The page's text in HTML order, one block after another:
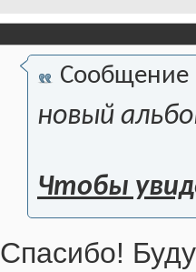
Сообщение
новый
Чтобы
Спасибо!